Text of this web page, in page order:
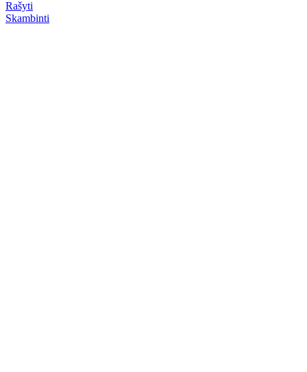
Rašyti
Skambinti